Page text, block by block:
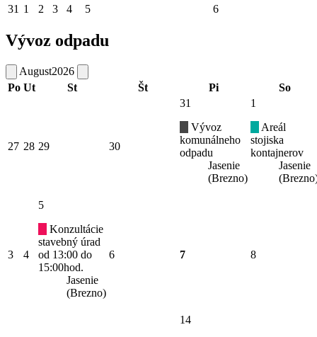
31 1 2 3 4 5 6
Vývoz odpadu
August2026
Po Ut St Št Pi So
27 28 29 30
31
Vývoz
komunálneho
odpadu
Jasenie
(Brezno)
1
Areál
stojiska
kontajnerov
Jasenie
3 4
5
Konzultácie
stavebný úrad
od 13:00 do
15:00hod.
Jasenie
(Brezno)
6 7 8
14